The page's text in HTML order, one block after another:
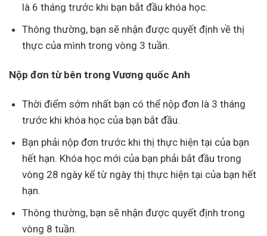
là 6 tháng trước khi bạn bắt đầu khóa học.
Thông thường, bạn sẽ nhận được quyết định về thị
thực của mình trong vòng 3 tuần.
Nộp đơn từ bên trong Vương quốc Anh
Thời điểm sớm nhất bạn có thể nộp đơn là 3 tháng
trước khi khóa học của bạn bắt đầu.
Bạn phải nộp đơn trước khi thị thực hiện tại của bạn
hết hạn. Khóa học mới của bạn phải bắt đầu trong
vòng 28 ngày kể từ ngày thị thực hiện tại của bạn hết
hạn.
Thông thường, bạn sẽ nhận được quyết định trong
vòng 8 tuần.